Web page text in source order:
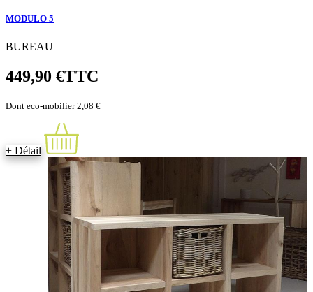
MODULO 5
BUREAU
449,90 €TTC
Dont eco-mobilier 2,08 €
+ Détail